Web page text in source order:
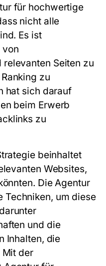
für hochwertige
nicht alle
Es ist
von
Seiten zu
zu
hat sich darauf
beim Erwerb
zu
beinhaltet
Websites,
Die Agentur
um diese
und die
Inhalten, die
der